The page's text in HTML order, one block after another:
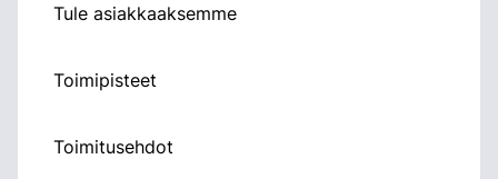
Tule asiakkaaksemme
Toimipisteet
Toimitusehdot